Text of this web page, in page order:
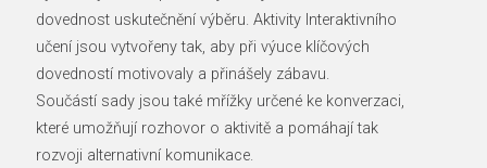
dovednost uskutečnění výběru. Aktivity Interaktivního
učení jsou vytvořeny tak, aby při výuce klíčových
dovedností motivovaly a přinášely zábavu.
Součástí sady jsou také mřížky určené ke konverzaci,
které umožňují rozhovor o aktivitě a pomáhají tak
rozvoji alternativní komunikace.